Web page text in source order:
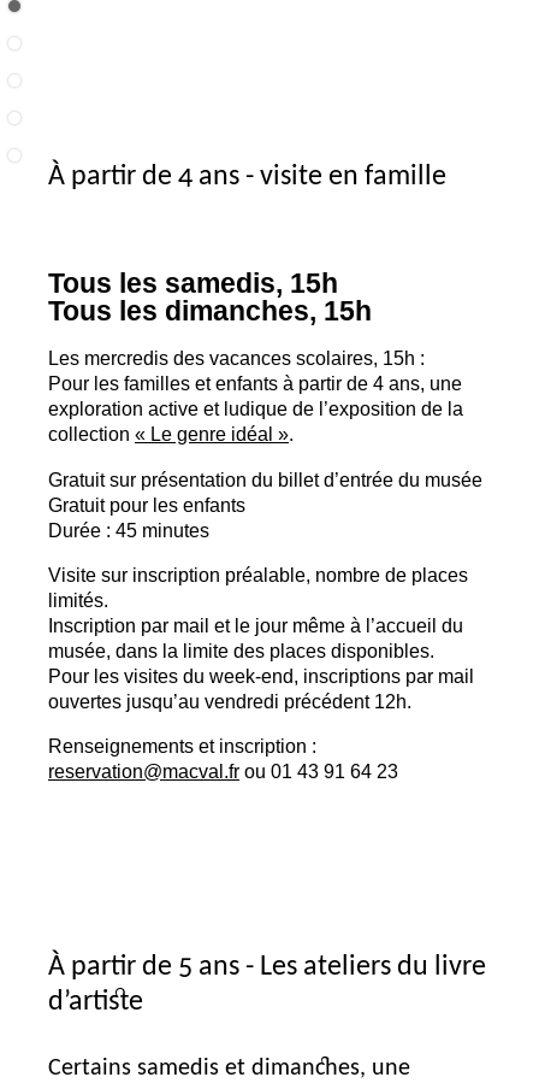
À partir de 4 ans - visite en famille
Tous les samedis, 15h
Tous les dimanches, 15h
Les mercredis des vacances scolaires, 15h :
Pour les familles et enfants à partir de 4 ans, une
exploration active et ludique de l’exposition de la
collection « Le genre idéal ».
Gratuit sur présentation du billet d’entrée du musée
Gratuit pour les enfants
Durée : 45 minutes
Visite sur inscription préalable, nombre de places
limités.
Inscription par mail et le jour même à l’accueil du
musée, dans la limite des places disponibles.
Pour les visites du week-end, inscriptions par mail
ouvertes jusqu’au vendredi précédent 12h.
Renseignements et inscription :
reservation@macval.fr ou 01 43 91 64 23
À partir de 5 ans - Les ateliers du livre
d’artiste
Certains samedis et dimanches, une